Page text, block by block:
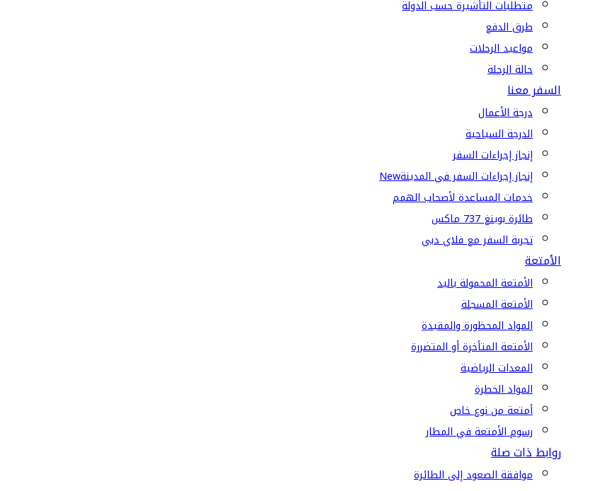
متطلبات التأشيرة حسب الدولة
طرق الدفع
مواعيد الرحلات
حالة الرحلة
السفر معنا
درجة الأعمال
الدرجة السياحية
إنجاز إجراءات السفر
إنجاز إجراءات السفر في المدينةNew
خدمات المساعدة لأصحاب الهمم
طائرة بوينغ 737 ماكس
تجربة السفر مع فلاي دبي
الأمتعة
الأمتعة المحمولة باليد
الأمتعة المسجلة
المواد المحظورة والمقيدة
الأمتعة المتأخرة أو المتضررة
المعدات الرياضية
المواد الخطرة
أمتعة من نوع خاص
رسوم الأمتعة في المطار
روابط ذات صلة
موافقة الصعود إلى الطائرة